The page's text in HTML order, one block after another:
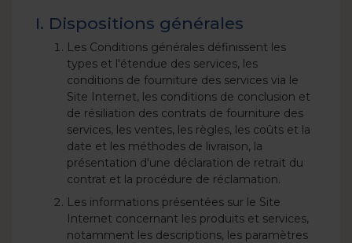
I. Dispositions générales
Les Conditions générales définissent les
types et l'étendue des services, les
conditions de fourniture des services via le
Site Internet, les conditions de conclusion et
de résiliation des contrats de fourniture des
services, les ventes, les règles, les coûts et la
date et les méthodes de livraison, la
présentation d'une déclaration de retrait du
contrat et la procédure de réclamation.
Les informations présentées sur le Site
Internet concernant les produits et services,
notamment les descriptions, les paramètres